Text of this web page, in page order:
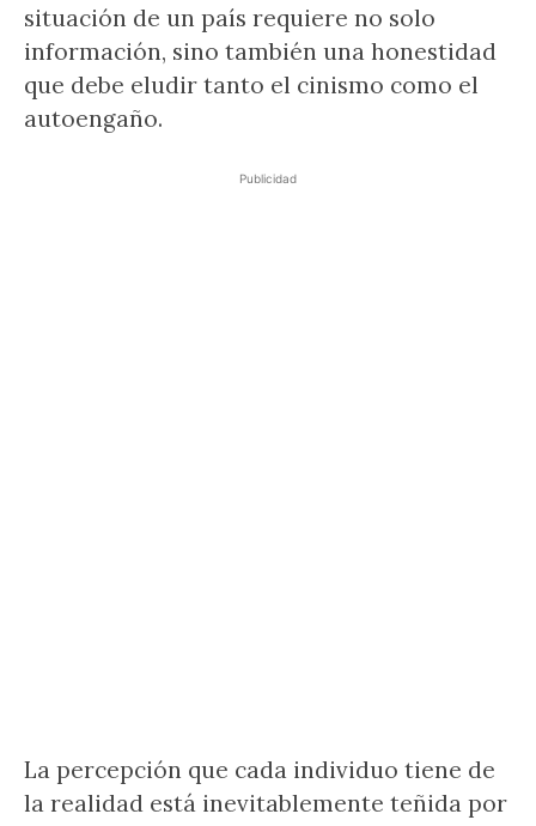
situación de un país requiere no solo
información, sino también una honestidad
que debe eludir tanto el cinismo como el
autoengaño.
Publicidad
La percepción que cada individuo tiene de
la realidad está inevitablemente teñida por